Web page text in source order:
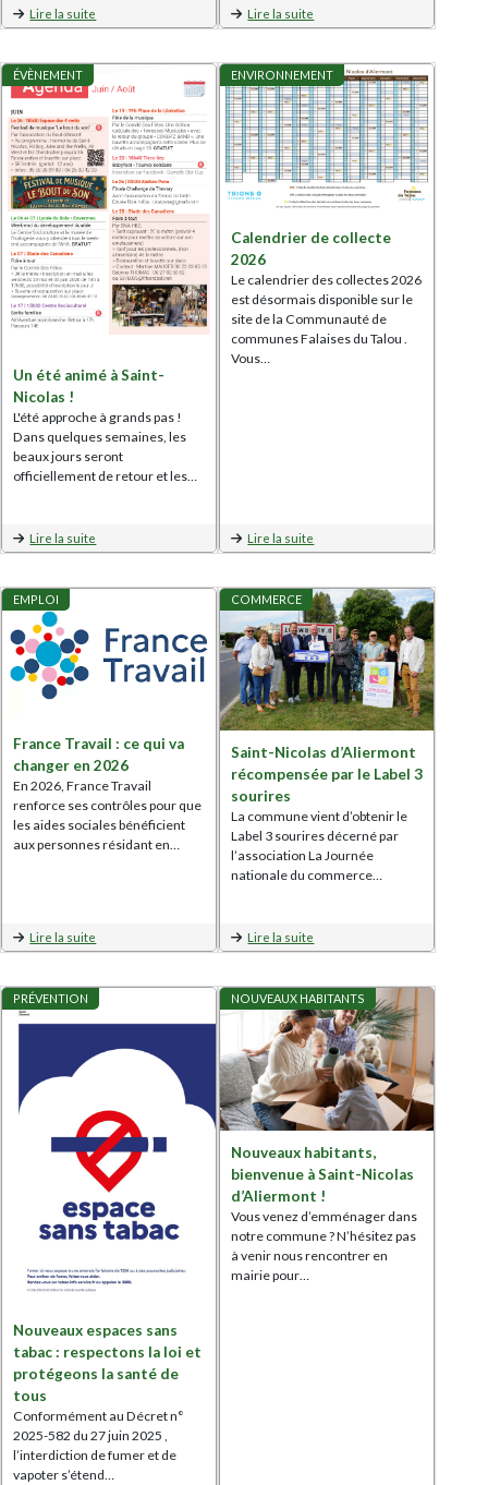
Lire la suite Lire la suite
ÉVÈNEMENT
Un été animé à Saint-
Nicolas !
L'été approche à grands pas !
Dans quelques semaines, les
beaux jours seront
officiellement de retour et les…
Lire la suite
ENVIRONNEMENT
Calendrier de collecte
2026
Le calendrier des collectes 2026
est désormais disponible sur le
site de la Communauté de
communes Falaises du Talou .
Vous…
Lire la suite
EMPLOI
France Travail : ce qui va
changer en 2026
En 2026, France Travail
renforce ses contrôles pour que
les aides sociales bénéficient
aux personnes résidant en…
Lire la suite
COMMERCE
Saint-Nicolas d’Aliermont
récompensée par le Label 3
sourires
La commune vient d’obtenir le
Label 3 sourires décerné par
l’association La Journée
nationale du commerce…
Lire la suite
PRÉVENTION
Nouveaux espaces sans
tabac : respectons la loi et
protégeons la santé de
tous
Conformément au Décret n°
2025-582 du 27 juin 2025 ,
l’interdiction de fumer et de
vapoter s’étend…
NOUVEAUX HABITANTS
Nouveaux habitants,
bienvenue à Saint-Nicolas
d’Aliermont !
Vous venez d’emménager dans
notre commune ? N’hésitez pas
à venir nous rencontrer en
mairie pour…